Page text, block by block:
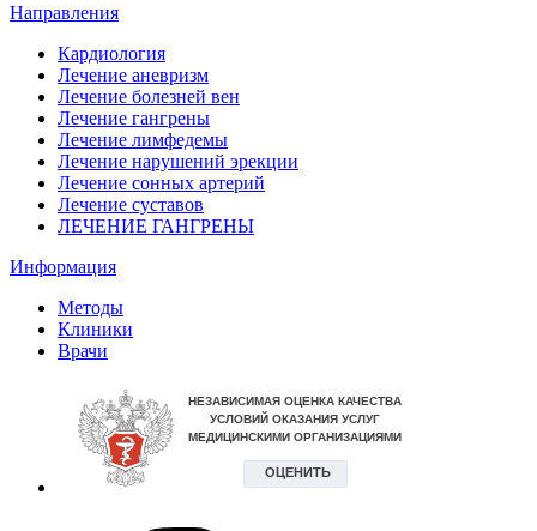
Направления
Кардиология
Лечение аневризм
Лечение болезней вен
Лечение гангрены
Лечение лимфедемы
Лечение нарушений эрекции
Лечение сонных артерий
Лечение суставов
ЛЕЧЕНИЕ ГАНГРЕНЫ
Информация
Методы
Клиники
Врачи